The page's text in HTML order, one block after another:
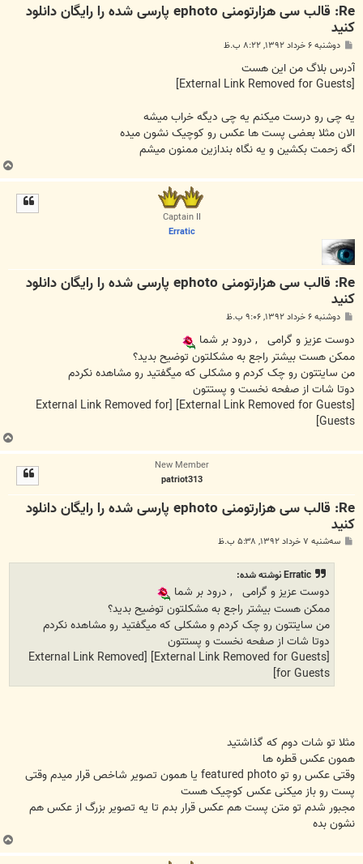
Re: قالب سی هزارتومنی ephoto پارسی شده را رایگان دانلود
کنید
ت
دوشنبه ۶ خرداد ۱۳۹۲, ۸:۲۲ ب.ظ
آدرس بلاگ من این هست
[External Link Removed for Guests]
یه چی رو درست میکنم یه چی دیگه خراب میشه
الان مثلا بعضی پست ها عکس رو کوچیک نشون میده
اگه زحمت بکشین و یه نگاه بندازین ممنون میشم
Captain II
Erratic
Re: قالب سی هزارتومنی ephoto پارسی شده را رایگان دانلود
کنید
ت
دوشنبه ۶ خرداد ۱۳۹۲, ۹:۰۶ ب.ظ
دوست عزیز و گرامی , درود بر شما
ممکن هست بیشتر راجع به مشکلتون توضیح بدید؟
من سایتتون رو چک کردم و مشکلی که میگفتید رو مشاهده نکردم
دوتا شات از صفحه نخست و پستتون
[External Link Removed for Guests]
[External Link Removed for
Guests]
New Member
patriot313
Re: قالب سی هزارتومنی ephoto پارسی شده را رایگان دانلود
کنید
سه‌شنبه ۷ خرداد ۱۳۹۲, ۵:۳۸ ب.ظ
Erratic نوشته شده:
دوست عزیز و گرامی , درود بر شما
ممکن هست بیشتر راجع به مشکلتون توضیح بدید؟
من سایتتون رو چک کردم و مشکلی که میگفتید رو مشاهده نکردم
دوتا شات از صفحه نخست و پستتون
[External Link Removed for Guests]
[External Link Removed
for Guests]
مثلا تو شات دوم که گذاشتید
همون عکس قطره ها
وقتی عکس رو تو featured photo یا همون تصویر شاخص قرار میدم وقتی
پست رو باز میکنی عکس کوچیک هست
مجبور شدم تو متن پست هم عکس قرار بدم تا یه تصویر بزرگ از عکس هم
نشون بده